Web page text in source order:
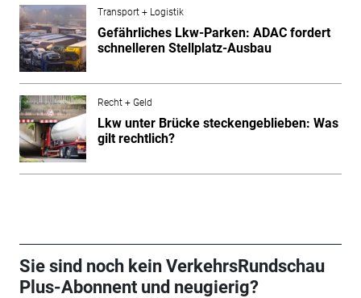
Transport + Logistik
Gefährliches Lkw-Parken: ADAC fordert
schnelleren Stellplatz-Ausbau
Recht + Geld
Lkw unter Brücke steckengeblieben: Was
gilt rechtlich?
Sie sind noch kein VerkehrsRundschau
Plus-Abonnent und neugierig?